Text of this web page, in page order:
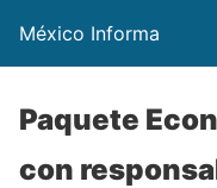
México Informa
Paquete
con